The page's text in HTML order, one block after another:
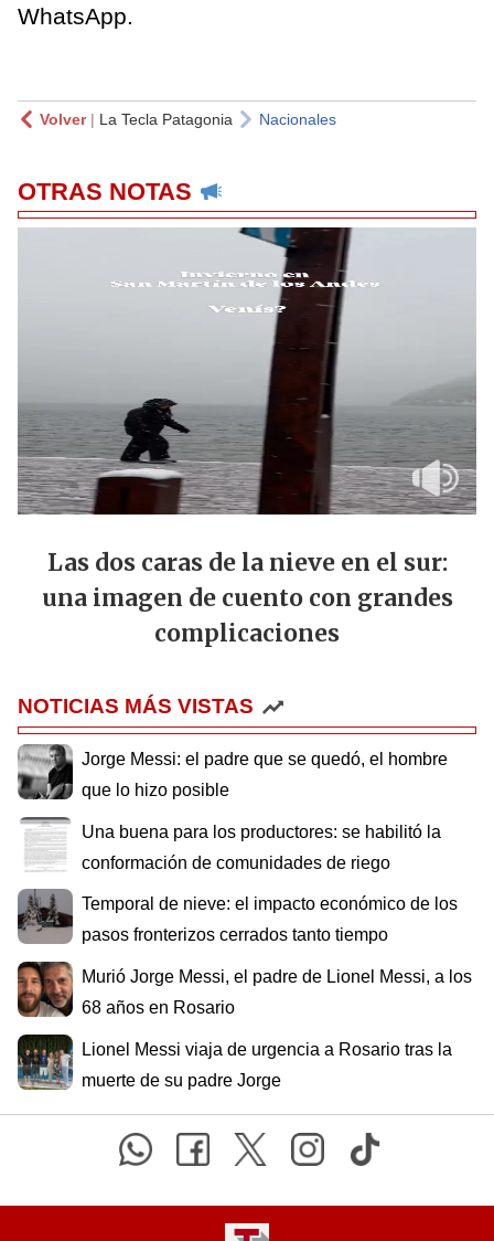
WhatsApp.
Volver| La Tecla Patagonia Nacionales
OTRAS NOTAS
Las dos caras de la nieve en el sur:
una imagen de cuento con grandes
complicaciones
NOTICIAS MÁS VISTAS
Jorge Messi: el padre que se quedó, el hombre
que lo hizo posible
Una buena para los productores: se habilitó la
conformación de comunidades de riego
Temporal de nieve: el impacto económico de los
pasos fronterizos cerrados tanto tiempo
Murió Jorge Messi, el padre de Lionel Messi, a los
68 años en Rosario
Lionel Messi viaja de urgencia a Rosario tras la
muerte de su padre Jorge